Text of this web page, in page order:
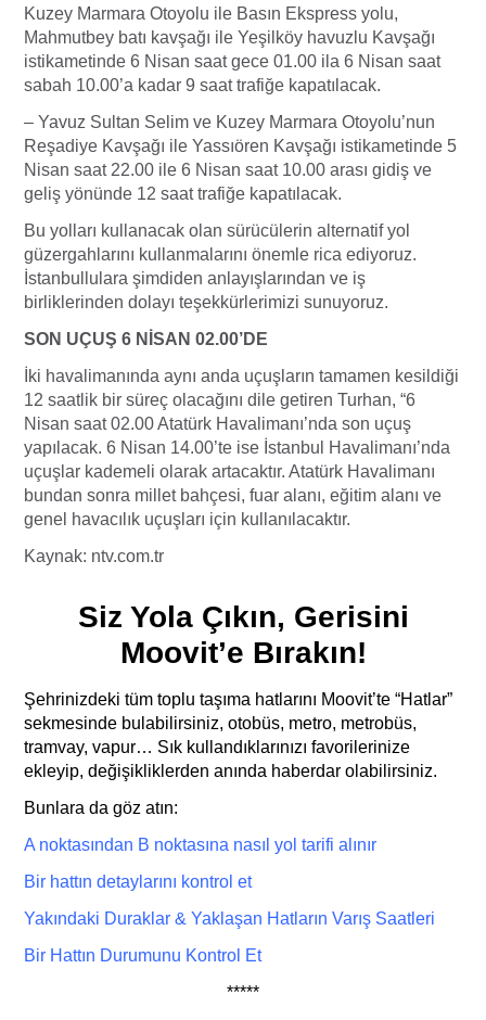
Kuzey Marmara Otoyolu ile Basın Ekspress yolu,
Mahmutbey batı kavşağı ile Yeşilköy havuzlu Kavşağı
istikametinde 6 Nisan saat gece 01.00 ila 6 Nisan saat
sabah 10.00’a kadar 9 saat trafiğe kapatılacak.
– Yavuz Sultan Selim ve Kuzey Marmara Otoyolu’nun
Reşadiye Kavşağı ile Yassıören Kavşağı istikametinde 5
Nisan saat 22.00 ile 6 Nisan saat 10.00 arası gidiş ve
geliş yönünde 12 saat trafiğe kapatılacak.
Bu yolları kullanacak olan sürücülerin alternatif yol
güzergahlarını kullanmalarını önemle rica ediyoruz.
İstanbullulara şimdiden anlayışlarından ve iş
birliklerinden dolayı teşekkürlerimizi sunuyoruz.
SON UÇUŞ 6 NİSAN 02.00’DE
İki havalimanında aynı anda uçuşların tamamen kesildiği
12 saatlik bir süreç olacağını dile getiren Turhan, “6
Nisan saat 02.00 Atatürk Havalimanı’nda son uçuş
yapılacak. 6 Nisan 14.00’te ise İstanbul Havalimanı’nda
uçuşlar kademeli olarak artacaktır. Atatürk Havalimanı
bundan sonra millet bahçesi, fuar alanı, eğitim alanı ve
genel havacılık uçuşları için kullanılacaktır.
Kaynak: ntv.com.tr
Siz Yola Çıkın, Gerisini
Moovit’e Bırakın!
Şehrinizdeki tüm toplu taşıma hatlarını Moovit’te “Hatlar”
sekmesinde bulabilirsiniz, otobüs, metro, metrobüs,
tramvay, vapur… Sık kullandıklarınızı favorilerinize
ekleyip, değişikliklerden anında haberdar olabilirsiniz.
Bunlara da göz atın:
A noktasından B noktasına nasıl yol tarifi alınır
Bir hattın detaylarını kontrol et
Yakındaki Duraklar & Yaklaşan Hatların Varış Saatleri
Bir Hattın Durumunu Kontrol Et
*****